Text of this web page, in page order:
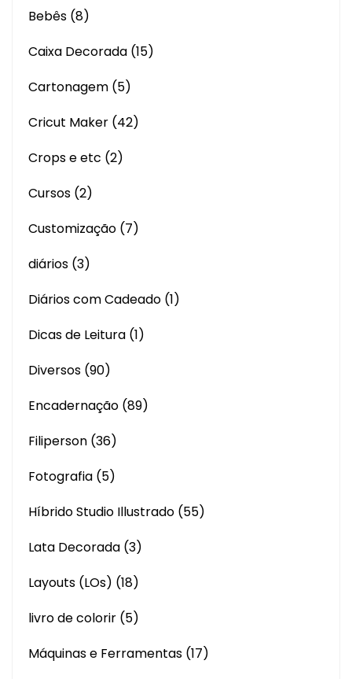
Bebês (8)
Caixa Decorada (15)
Cartonagem (5)
Cricut Maker (42)
Crops e etc (2)
Cursos (2)
Customização (7)
diários (3)
Diários com Cadeado (1)
Dicas de Leitura (1)
Diversos (90)
Encadernação (89)
Filiperson (36)
Fotografia (5)
Híbrido Studio Illustrado (55)
Lata Decorada (3)
Layouts (LOs) (18)
livro de colorir (5)
Máquinas e Ferramentas (17)